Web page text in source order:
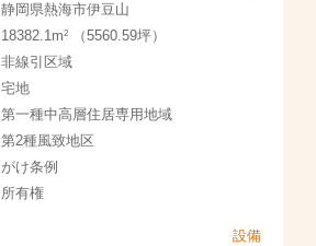
静岡県熱海市伊豆山
18382.1m2（5560.59坪）
非線引区域
宅地
第一種中高層住居専用地域
第2種風致地区
がけ条例
所有権
設備